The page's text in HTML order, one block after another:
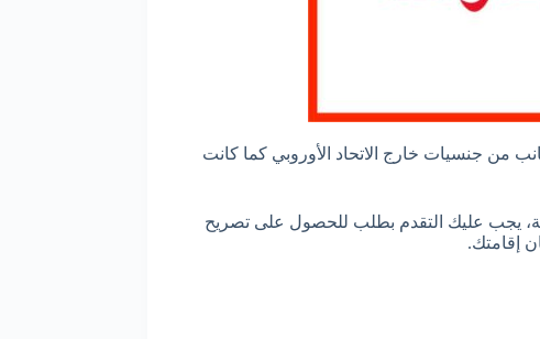
من جنسيات خارج الاتحاد الأوروبي كما كانت
بعد قبولك في إحدى الجامعات السويدية، يجب عليك التقدم بطلب للحصول على تصريح
إقامتك.